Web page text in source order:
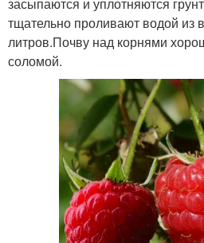
засыпаются и уплотняются
тщательно проливают водой из
литров.Почву над корнями
соломой.